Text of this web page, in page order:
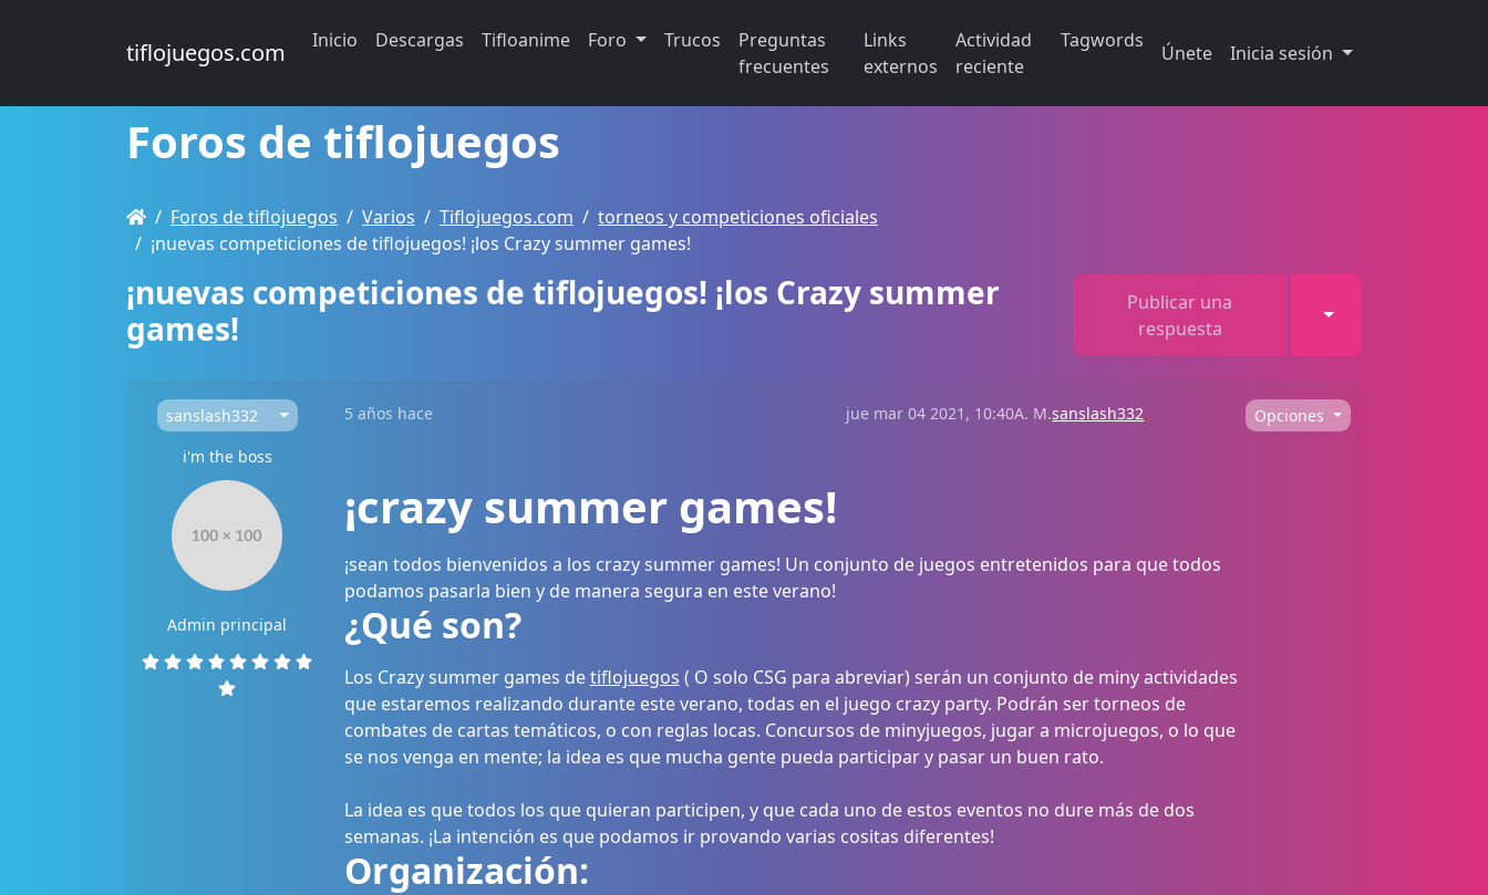
tiflojuegos.com Inicio Descargas Tifloanime Foro Trucos
Preguntas
frecuentes
Links
externos
Actividad
reciente
Tagwords
Únete Inicia sesión
Foros de tiflojuegos
Foros de tiflojuegos Varios Tiflojuegos.com
torneos y competiciones oficiales
¡nuevas competiciones de tiflojuegos! ¡los Crazy summer games!
¡nuevas competiciones de tiflojuegos! ¡los Crazy summer
games!
Publicar una
respuesta
Toggle Dropdown
sanslash332
i'm the boss
5 años hace jue mar 04 2021, 10:40A. M.sanslash332 Opciones
Admin principal
¡crazy summer games!
¡sean todos bienvenidos a los crazy summer games! Un conjunto de juegos entretenidos para que todos
podamos pasarla bien y de manera segura en este verano!
¿Qué son?
Los Crazy summer games detiflojuegos ( O solo CSG para abreviar) serán un conjunto de miny actividades
que estaremos realizando durante este verano, todas en el juego crazy party. Podrán ser torneos de
combates de cartas temáticos, o con reglas locas. Concursos de minyjuegos, jugar a microjuegos, o lo que
se nos venga en mente; la idea es que mucha gente pueda participar y pasar un buen rato.
La idea es que todos los que quieran participen, y que cada uno de estos eventos no dure más de dos
semanas. ¡La intención es que podamos ir provando varias cositas diferentes!
Organización: